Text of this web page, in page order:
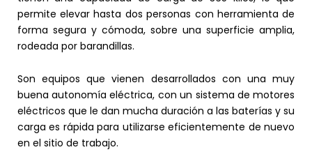
permite elevar hasta dos personas con herramienta de
forma segura y cómoda, sobre una superficie amplia,
rodeada por barandillas.
Son equipos que vienen desarrollados con una muy
buena autonomía eléctrica, con un sistema de motores
eléctricos que le dan mucha duración a las baterías y su
carga es rápida para utilizarse eficientemente de nuevo
en el sitio de trabajo.